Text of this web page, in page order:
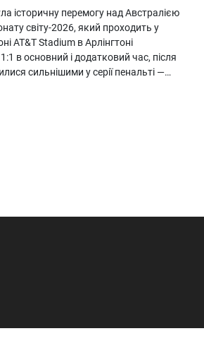
історичну перемогу над Австралією
світу-2026, який проходить у
AT&T Stadium в Арлінгтоні
в основний і додатковий час, після
сильнішими у серії пенальті —…